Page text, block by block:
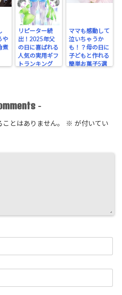
や
煮
リピーター続
出！2025年父
の日に喜ばれる
人気の実用ギフ
トランキング
ママも感動して
泣いちゃうか
も！？母の日に
子どもと作れる
簡単お菓子5選
-
とはありません。 ※ が付いてい